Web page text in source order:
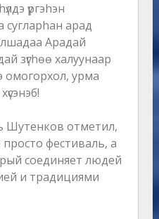
үргэhэн
сугларhан арад
Арадай
зүгhөө халуунаар
омогорхол, урма
Шутенков отметил,
фестиваль, а
соединяет людей
и традициями